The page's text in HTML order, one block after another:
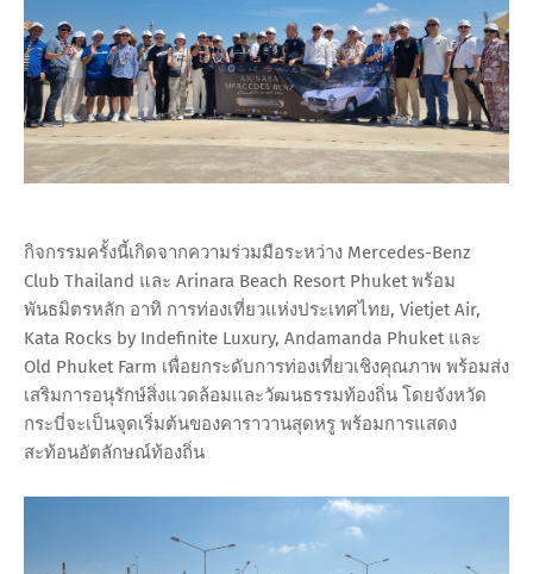
กิจกรรมครั้งนี้เกิดจากความร่วมมือระหว่าง Mercedes-Benz
Club Thailand และ Arinara Beach Resort Phuket พร้อม
พันธมิตรหลัก อาทิ การท่องเที่ยวแห่งประเทศไทย, Vietjet Air,
Kata Rocks by Indefinite Luxury, Andamanda Phuket และ
Old Phuket Farm เพื่อยกระดับการท่องเที่ยวเชิงคุณภาพ พร้อมส่ง
เสริมการอนุรักษ์สิ่งแวดล้อมและวัฒนธรรมท้องถิ่น โดยจังหวัด
กระบี่จะเป็นจุดเริ่มต้นของคาราวานสุดหรู พร้อมการแสดง
สะท้อนอัตลักษณ์ท้องถิ่น